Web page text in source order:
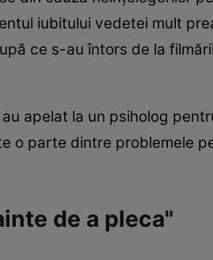
iubitului vedetei mult
ce s-au întors de la
apelat la un psiholog
o parte dintre problemele
de a pleca"